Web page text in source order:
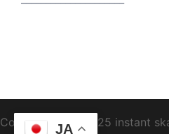
Copyright1995-2025 instant
JA